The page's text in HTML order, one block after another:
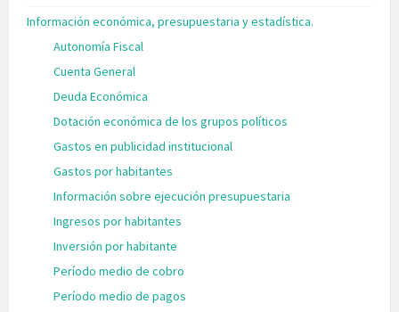
Información económica, presupuestaria y estadística.
Autonomía Fiscal
Cuenta General
Deuda Económica
Dotación económica de los grupos políticos
Gastos en publicidad institucional
Gastos por habitantes
Información sobre ejecución presupuestaria
Ingresos por habitantes
Inversión por habitante
Período medio de cobro
Período medio de pagos